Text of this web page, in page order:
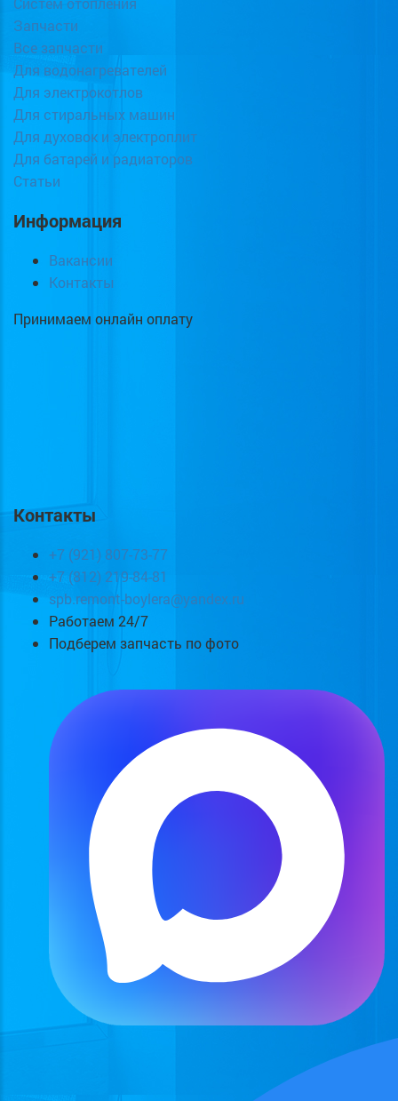
Запчасти
Все запчасти
Для водонагревателей
Для электрокотлов
Для стиральных машин
Для духовок и электроплит
Для батарей и радиаторов
Статьи
Информация
Вакансии
Контакты
Принимаем онлайн оплату
Контакты
+7 (921) 807-73-77
+7 (812) 219-84-81
spb.remont-boylera@yandex.ru
Работаем 24/7
Подберем запчасть по фото